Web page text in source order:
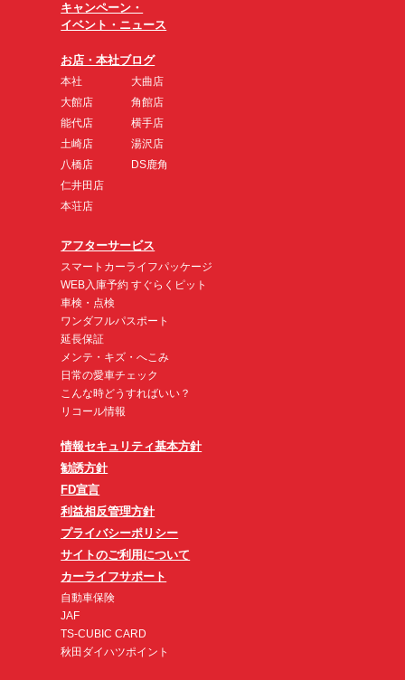
キャンペーン・
イベント・ニュース
お店・本社ブログ
本社
大館店
能代店
土崎店
八橋店
仁井田店
本荘店
大曲店
角館店
横手店
湯沢店
DS鹿角
アフターサービス
スマートカーライフパッケージ
WEB入庫予約 すぐらくピット
車検・点検
ワンダフルパスポート
延長保証
メンテ・キズ・へこみ
日常の愛車チェック
こんな時どうすればいい？
リコール情報
情報セキュリティ基本方針
勧誘方針
FD宣言
利益相反管理方針
プライバシーポリシー
サイトのご利用について
カーライフサポート
自動車保険
JAF
TS-CUBIC CARD
秋田ダイハツポイント